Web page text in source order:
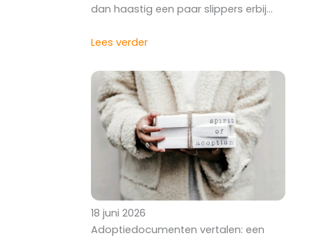
dan haastig een paar slippers erbij…
Lees verder
18 juni 2026
Adoptiedocumenten vertalen: een